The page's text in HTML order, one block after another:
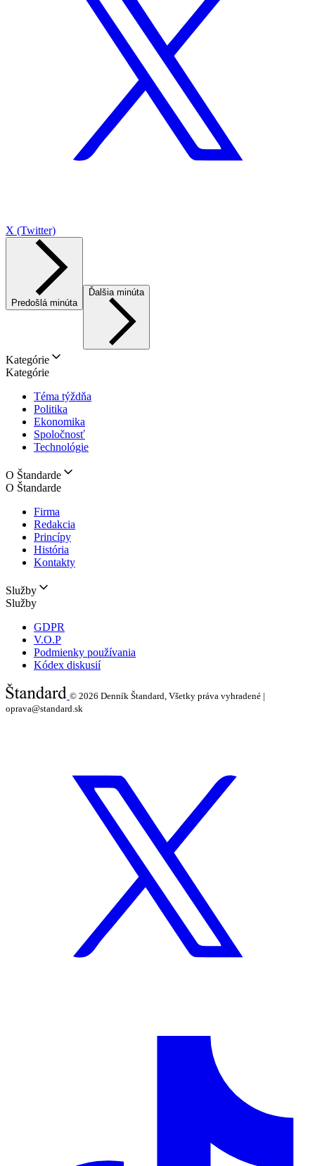
X (Twitter)
Predošlá minúta
Ďalšia minúta
Kategórie
Kategórie
Téma týždňa
Politika
Ekonomika
Spoločnosť
Technológie
O Štandarde
O Štandarde
Firma
Redakcia
Princípy
História
Kontakty
Služby
Služby
GDPR
V.O.P
Podmienky používania
Kódex diskusií
© 2026 Denník Štandard, Všetky práva vyhradené |
oprava@standard.sk